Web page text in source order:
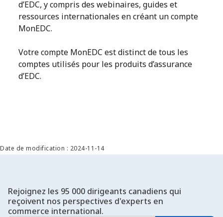
d’EDC, y compris des webinaires, guides et
ressources internationales en créant un compte
MonEDC.
Votre compte MonEDC est distinct de tous les
comptes utilisés pour les produits d’assurance
d’EDC.
Date de modification : 2024-11-14
Rejoignez les 95 000 dirigeants canadiens qui
reçoivent nos perspectives d'experts en
commerce international.